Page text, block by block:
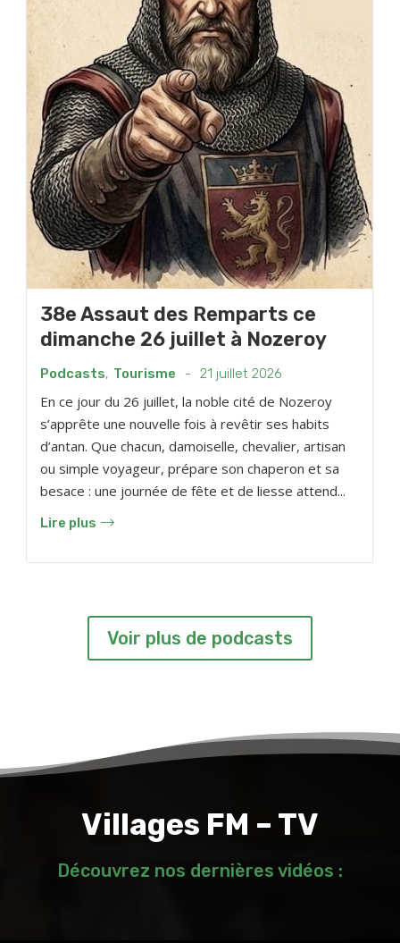
38e Assaut des Remparts ce
dimanche 26 juillet à Nozeroy
Podcasts, Tourisme - 21 juillet 2026
En ce jour du 26 juillet, la noble cité de Nozeroy
s’apprête une nouvelle fois à revêtir ses habits
d’antan. Que chacun, damoiselle, chevalier, artisan
ou simple voyageur, prépare son chaperon et sa
besace : une journée de fête et de liesse attend...
Lire plus
Voir plus de podcasts
Villages FM – TV
Découvrez nos dernières vidéos :